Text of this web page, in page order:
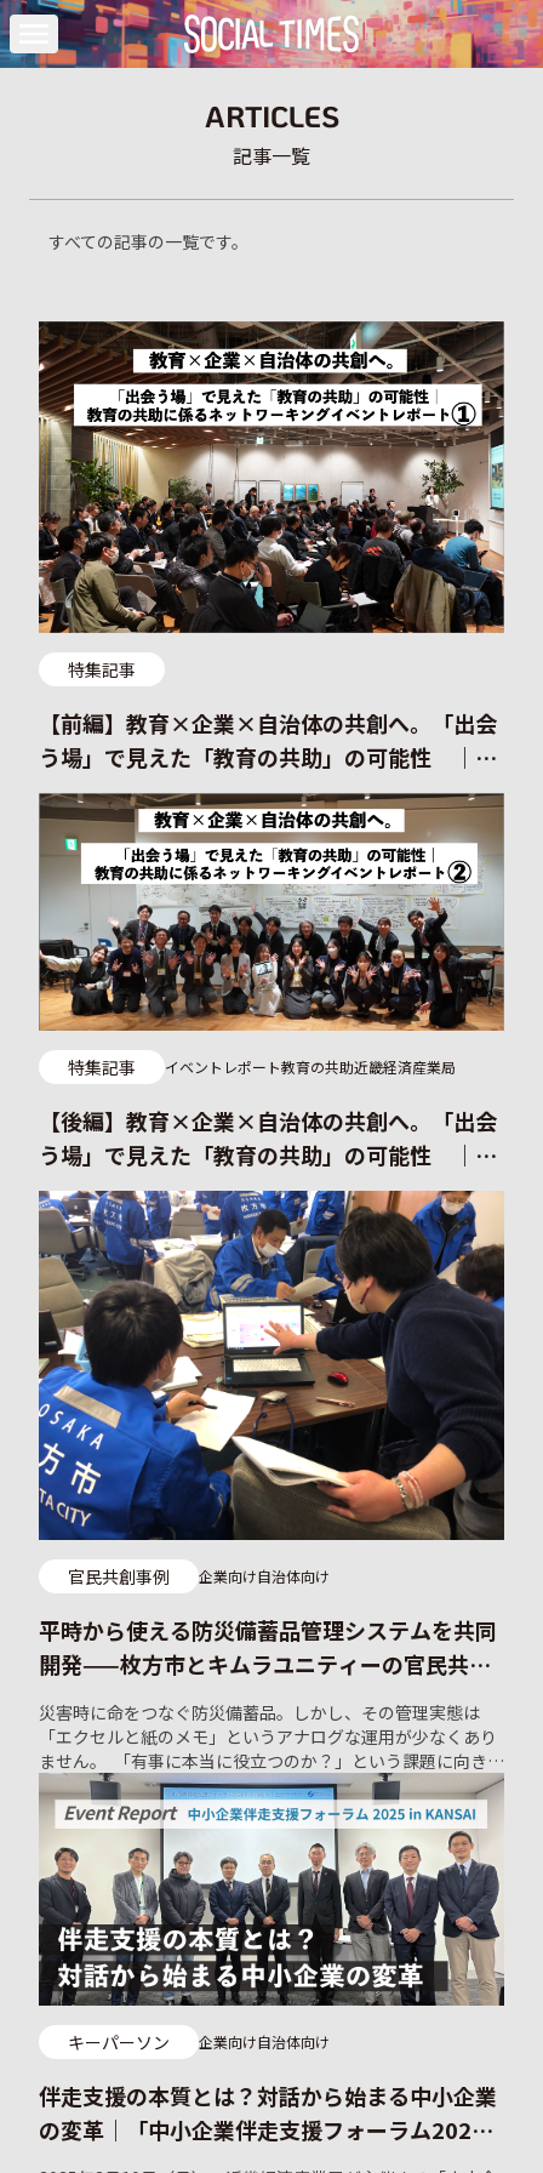
携・
事例
の
ー
ソ
ン
事
課
題
の
説
運
営
ロ
グ
ARTICLES
記事一覧
すべての記事の一覧です。
特集記事
【前編】教育×企業×自治体の共創へ。「出会
う場」で見えた「教育の共助」の可能性 ｜教
育の共助に係るネットワーキングイベントイベ
ントレポート
特集記事 イベントレポート教育の共助近畿経済産業局
【後編】教育×企業×自治体の共創へ。「出会
う場」で見えた「教育の共助」の可能性 ｜教
育の共助に係るネットワーキングイベントイベ
ントレポート
官民共創事例 企業向け自治体向け
平時から使える防災備蓄品管理システムを共同
開発——枚方市とキムラユニティーの官民共創
事例
災害時に命をつなぐ防災備蓄品。しかし、その管理実態は
「エクセルと紙のメモ」というアナログな運用が少なくあり
ません。 「有事に本当に役立つのか？」という課題に向き合
ったのが、大阪府枚方市とキムラユニティー株式会社です。
両者は「逆プロポ」という共創プラットフォームを通じて出
会い、現場視点に根ざした防災備蓄品管理システムを共同開
発し、枚方市での活用が続いています。 サービスやプロダク
トが実装に至る官民共創の事例は、全国でも決して多くはあ
りません。本記事では、なぜこの共創がうまくいったのか、
その裏側にあるプロセスや関係性づくりの工夫に迫ります。
キーパーソン 企業向け自治体向け
伴走支援の本質とは？対話から始まる中小企業
の変革｜「中小企業伴走支援フォーラム2025
in KANSAI」イベントレポート